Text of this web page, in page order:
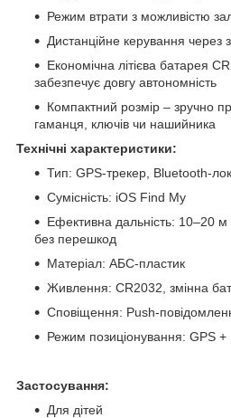
Режим втрати з можливістю
Дистанційне керування через
Економічна літієва батарея
забезпечує довгу автономність
Компактний розмір – зручно
гаманця, ключів чи нашийника
Технічні характеристики:
Тип: GPS-трекер, Bluetooth-
Сумісність: iOS Find My
Ефективна дальність: 10–20
без перешкод
Матеріал: АБС-пластик
Живлення: CR2032, змінна
Сповіщення: Push-
Режим позиціонування: GPS +
Застосування:
Для дітей